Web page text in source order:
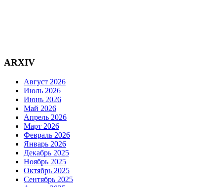
ARXIV
Август 2026
Июль 2026
Июнь 2026
Май 2026
Апрель 2026
Март 2026
Февраль 2026
Январь 2026
Декабрь 2025
Ноябрь 2025
Октябрь 2025
Сентябрь 2025